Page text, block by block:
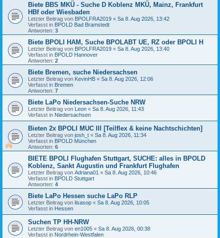
Biete BBS MKÜ - Suche D Koblenz MKÜ, Mainz, Frankfurt
HBf oder Wiesbaden
Letzter Beitrag von BPOLFRA2019 « Sa 8. Aug 2026, 13:42
Verfasst in BPOLD Bad Bramstedt
Antworten: 3
Biete BPOLI HAM, Suche BPOLABT UE, RZ oder BPOLI H
Letzter Beitrag von BPOLFRA2019 « Sa 8. Aug 2026, 13:40
Verfasst in BPOLD Hannover
Antworten: 2
Biete Bremen, suche Niedersachsen
Letzter Beitrag von KevinHB « Sa 8. Aug 2026, 12:06
Verfasst in Bremen
Antworten: 7
Biete LaPo Niedersachsen-Suche NRW
Letzter Beitrag von Leon « Sa 8. Aug 2026, 11:43
Verfasst in Niedersachsen
Bieten 2x BPOLI MUC III [Teilflex & keine Nachtschichten]
Letzter Beitrag von josh_t « Sa 8. Aug 2026, 11:34
Verfasst in BPOLD München
Antworten: 6
BIETE BPOLI Flughafen Stuttgart, SUCHE: alles in BPOLD
Koblenz, Sankt Augustin und Frankfurt Flughafen
Letzter Beitrag von Adriana01 « Sa 8. Aug 2026, 10:46
Verfasst in BPOLD Stuttgart
Antworten: 4
Biete LaPo Hessen suche LaPo RLP
Letzter Beitrag von lisasop « Sa 8. Aug 2026, 10:05
Verfasst in Hessen
Suchen TP HH-NRW
Letzter Beitrag von en1005 « Sa 8. Aug 2026, 00:38
Verfasst in Nordrhein-Westfalen